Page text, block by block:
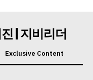
| 지비리더
Exclusive Content